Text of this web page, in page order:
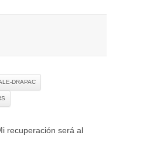
DRAPAC
recuperación será al